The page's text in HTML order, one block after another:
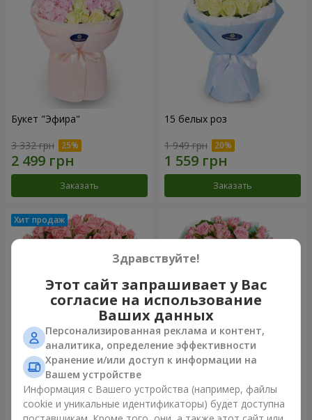
Букет "Эфира"
3 332 грн
Заказать
15 белых роз
1 949 грн
Заказать
Цветы в коробке "Розовый
оазис"
2 749 грн
Композиция "Баллада о
маме"
2 199 грн
Здравствуйте!
Этот сайт запрашивает у Вас
согласие на использование
Ваших данных
Персонализированная реклама и контент,
аналитика, определение эффективности
Хранение и/или доступ к информации на
Вашем устройстве
Информация с Вашего устройства (например, файлы
cookie и уникальные идентификаторы) будет доступна